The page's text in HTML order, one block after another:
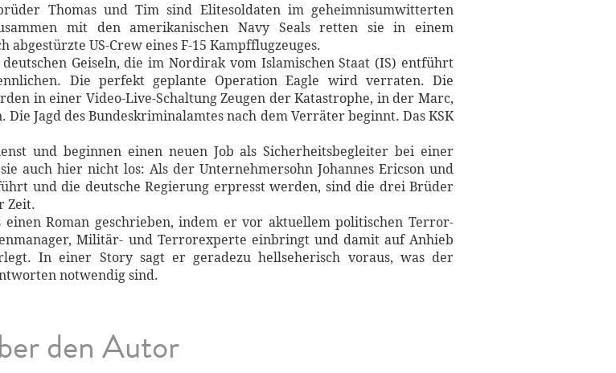
Thomas und Tim sind Elitesoldaten im geheimnisumwitterten
mit den amerikanischen Navy Seals retten sie in einem
US-Crew eines F-15 Kampfflugzeuges.
Geiseln, die im Nordirak vom Islamischen Staat (IS) entführt
Die perfekt geplante Operation Eagle wird verraten. Die
in einer Video-Live-Schaltung Zeugen der Katastrophe, in der Marc,
Jagd des Bundeskriminalamtes nach dem Verräter beginnt. Das KSK
und beginnen einen neuen Job als Sicherheitsbegleiter bei einer
auch hier nicht los: Als der Unternehmersohn Johannes Ericson und
und die deutsche Regierung erpresst werden, sind die drei Brüder
Zeit.
Roman geschrieben, indem er vor aktuellem politischen Terror-
Militär- und Terrorexperte einbringt und damit auf Anhieb
In einer Story sagt er geradezu hellseherisch voraus, was der
notwendig sind.
den Autor